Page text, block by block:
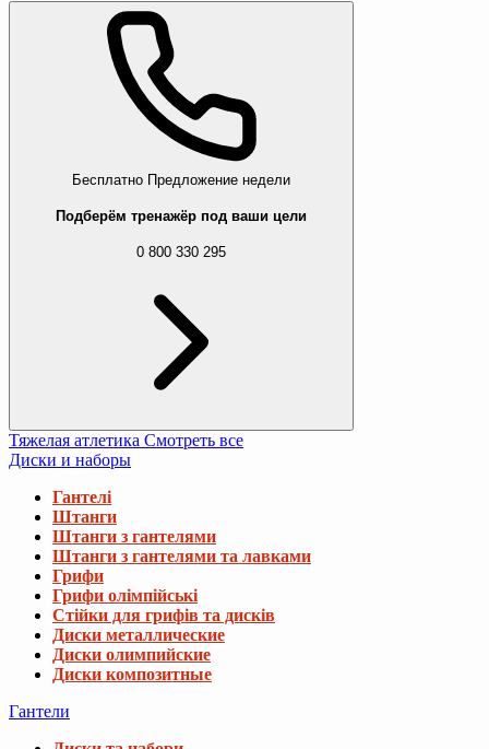
Бесплатно Предложение недели
Подберём тренажёр под ваши цели
0 800 330 295
Тяжелая атлетика Смотреть все
Диски и наборы
Гантелі
Штанги
Штанги з гантелями
Штанги з гантелями та лавками
Грифи
Грифи олімпійські
Стійки для грифів та дисків
Диски металлические
Диски олимпийские
Диски композитные
Гантели